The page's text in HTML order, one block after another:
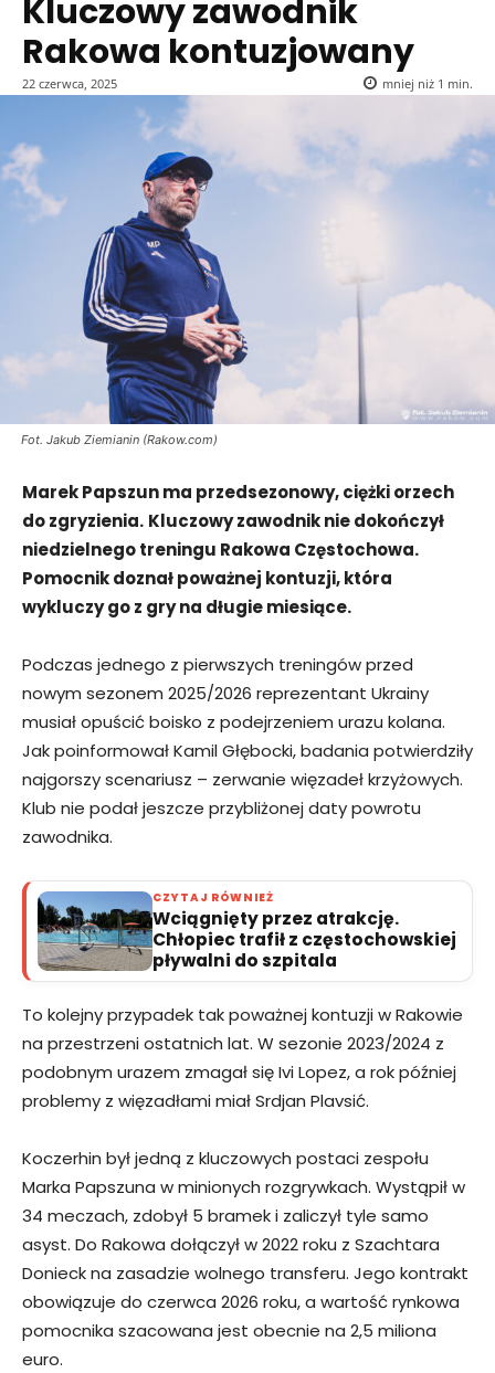
Kluczowy zawodnik
Rakowa kontuzjowany
22 czerwca, 2025 mniej niż 1 min.
Fot. Jakub Ziemianin (Rakow.com)
Marek Papszun ma przedsezonowy, ciężki orzech
do zgryzienia. Kluczowy zawodnik nie dokończył
niedzielnego treningu Rakowa Częstochowa.
Pomocnik doznał poważnej kontuzji, która
wykluczy go z gry na długie miesiące.
Podczas jednego z pierwszych treningów przed
nowym sezonem 2025/2026 reprezentant Ukrainy
musiał opuścić boisko z podejrzeniem urazu kolana.
Jak poinformował Kamil Głębocki, badania potwierdziły
najgorszy scenariusz – zerwanie więzadeł krzyżowych.
Klub nie podał jeszcze przybliżonej daty powrotu
zawodnika.
CZYTAJ RÓWNIEŻ
Wciągnięty przez atrakcję.
Chłopiec trafił z częstochowskiej
pływalni do szpitala
To kolejny przypadek tak poważnej kontuzji w Rakowie
na przestrzeni ostatnich lat. W sezonie 2023/2024 z
podobnym urazem zmagał się Ivi Lopez, a rok później
problemy z więzadłami miał Srdjan Plavsić.
Koczerhin był jedną z kluczowych postaci zespołu
Marka Papszuna w minionych rozgrywkach. Wystąpił w
34 meczach, zdobył 5 bramek i zaliczył tyle samo
asyst. Do Rakowa dołączył w 2022 roku z Szachtara
Donieck na zasadzie wolnego transferu. Jego kontrakt
obowiązuje do czerwca 2026 roku, a wartość rynkowa
pomocnika szacowana jest obecnie na 2,5 miliona
euro.